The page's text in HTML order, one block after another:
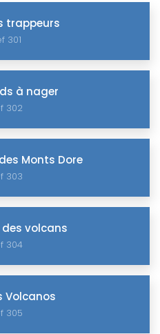
trappeurs
301
à nager
302
Monts Dore
303
volcans
304
Volcanos
305